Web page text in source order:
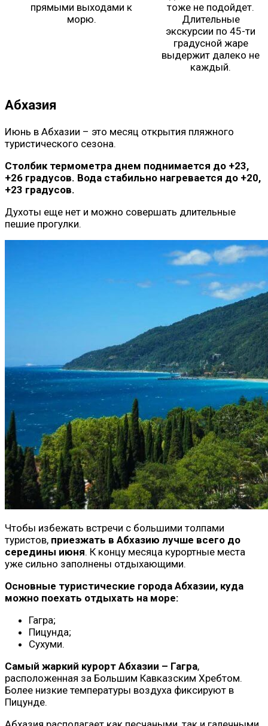
прямыми выходами к
морю.
тоже не подойдет.
Длительные
экскурсии по 45-ти
градусной жаре
выдержит далеко не
каждый.
Абхазия
Июнь в Абхазии – это месяц открытия пляжного
туристического сезона.
Столбик термометра днем поднимается до +23,
+26 градусов. Вода стабильно нагревается до +20,
+23 градусов.
Духоты еще нет и можно совершать длительные
пешие прогулки.
Чтобы избежать встречи с большими толпами
туристов, приезжать в Абхазию лучше всего до
середины июня. К концу месяца курортные места
уже сильно заполнены отдыхающими.
Основные туристические города Абхазии, куда
можно поехать отдыхать на море:
Гагра;
Пицунда;
Сухуми.
Самый жаркий курорт Абхазии – Гагра,
расположенная за Большим Кавказским Хребтом.
Более низкие температуры воздуха фиксируют в
Пицунде.